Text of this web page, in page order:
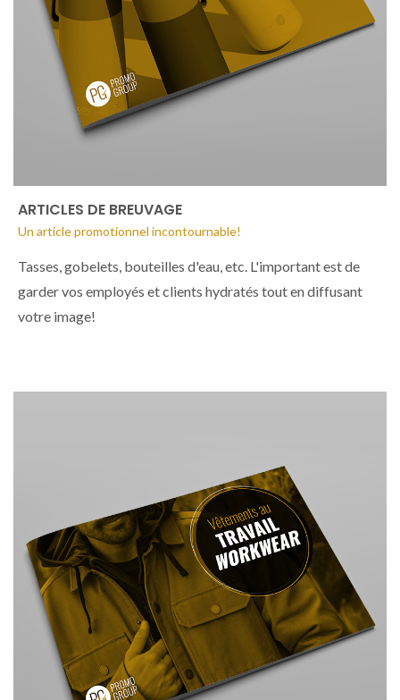
ARTICLES DE BREUVAGE
Un article promotionnel incontournable!
Tasses, gobelets, bouteilles d'eau, etc. L'important est de
garder vos employés et clients hydratés tout en diffusant
votre image!